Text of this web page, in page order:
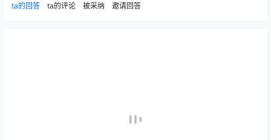
ta的回答 ta的评论 被采纳 邀请回答